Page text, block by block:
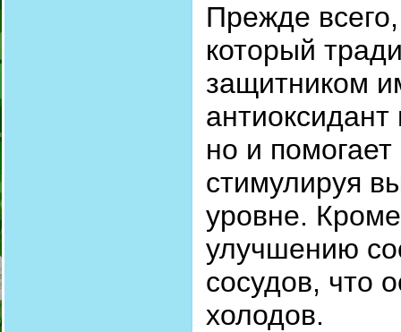
Прежде
который
защитником
но и
стимулируя
уровне.
улучшению
сосудов, что
холодов.